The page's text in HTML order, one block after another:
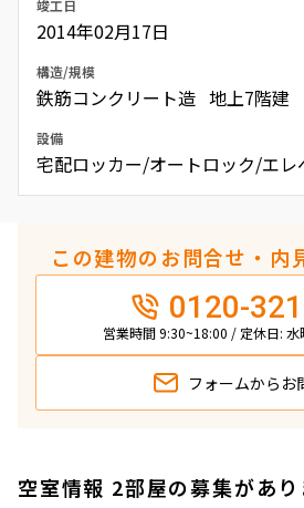
竣工日
2014年02月17日
構造/規模
鉄筋コンクリート造 地上7階建
設備
宅配ロッカー/オートロック/エレ
この建物のお問合せ・内
0120-
営業時間 9:30~18:00 / 定休日:
フォームから お
空室情報 2部屋の募集があり